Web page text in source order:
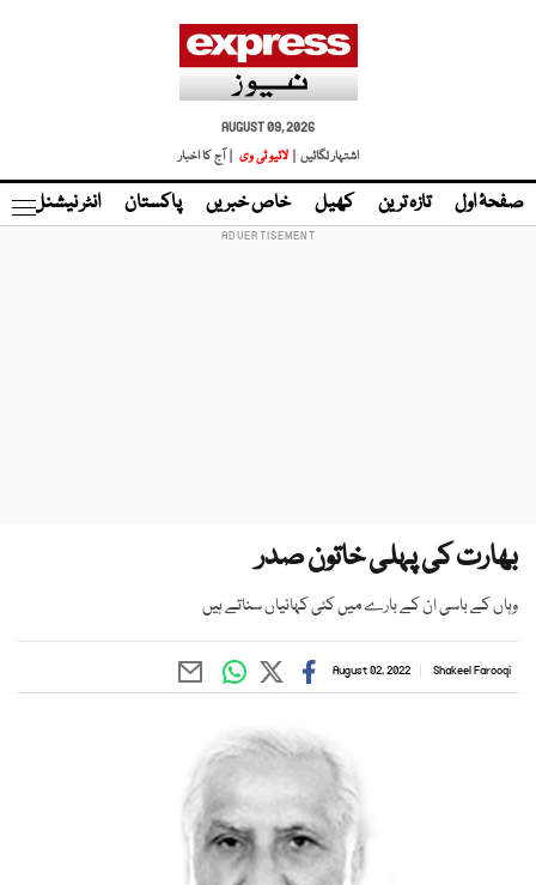
AUGUST 09, 2026
اشتہار لگائیں |
لائیو ٹی وی | آج کا اخبار
صفحۂ اول تازہ ترین کھیل خاص خبریں پاکستان انٹر نیشنل
بھارت کی پہلی خاتون صدر
وہاں کے باسی ان کے بارے میں کئی کہانیاں سناتے ہیں
Shakeel Farooqi
August 02, 2022